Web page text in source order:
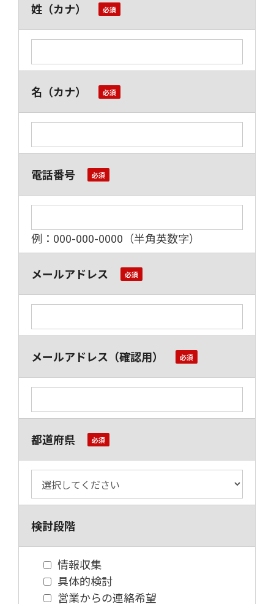
姓（カナ）
名（カナ）
電話番号
例：000-000-0000（半角英数字）
メールアドレス
メールアドレス（確認用）
都道府県
検討段階
情報収集
具体的検討
営業からの連絡希望